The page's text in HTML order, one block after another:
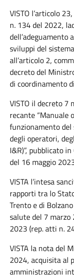
VISTO l’articolo
n. 134 del 2022,
dell’adeguamento
sviluppi del
all’articolo 2,
decreto del
di coordinamento
VISTO il decreto 7
recante “Manuale
funzionamento
degli operatori,
I&R)”, pubblicato
del 16 maggio
VISTA l’intesa
rapporti tra lo
Trento e di
salute del 7
2023 (rep. atti n.
VISTA la nota del
2024, acquisita al
amministrazioni